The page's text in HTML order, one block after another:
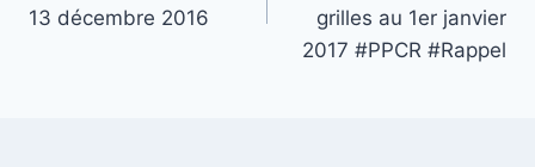
l’article
13 décembre 2016
grilles au 1er janvier
2017 #PPCR #Rappel